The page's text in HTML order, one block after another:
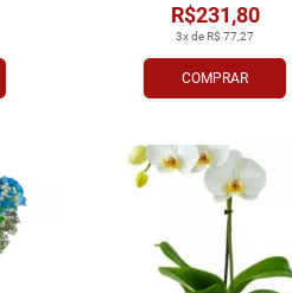
COMPRAR
3x de R$ 77,27
R$231,80